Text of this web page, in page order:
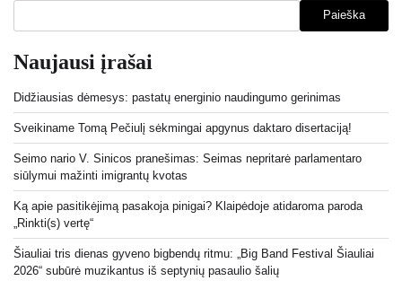
Paieška
Naujausi įrašai
Didžiausias dėmesys: pastatų energinio naudingumo gerinimas
Sveikiname Tomą Pečiulį sėkmingai apgynus daktaro disertaciją!
Seimo nario V. Sinicos pranešimas: Seimas nepritarė parlamentaro
siūlymui mažinti imigrantų kvotas
Ką apie pasitikėjimą pasakoja pinigai? Klaipėdoje atidaroma paroda
„Rinkti(s) vertę“
Šiauliai tris dienas gyveno bigbendų ritmu: „Big Band Festival Šiauliai
2026“ subūrė muzikantus iš septynių pasaulio šalių